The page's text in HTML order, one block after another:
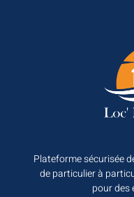
Plateforme sécurisée
de particulier à
pour des